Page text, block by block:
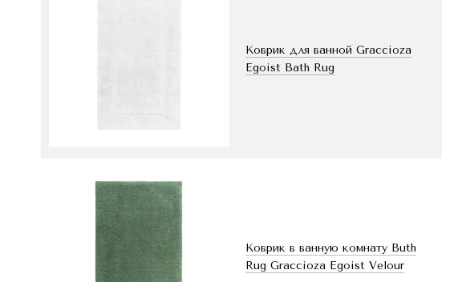
Коврик для ванной Graccioza
Egoist Bath Rug
Коврик в ванную комнату Buth
Rug Graccioza Egoist Velour